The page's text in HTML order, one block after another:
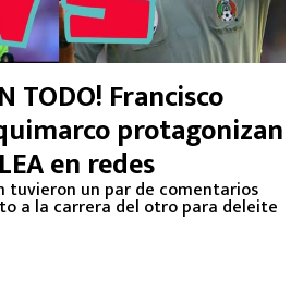
TODO! Francisco
protagonizan
en redes
tuvieron un par de comentarios
a la carrera del otro para deleite